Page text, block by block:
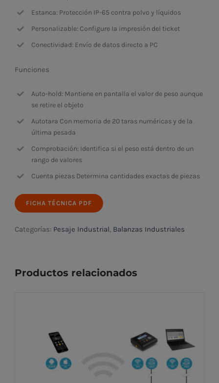
Estanca: Protección IP-65 contra polvo y líquidos
Personalizable: Configure la impresión del ticket
Conectividad: Envío de datos directo a PC
Funciones
Auto-hold: Mantiene en pantalla el valor de peso aunque
se retire el objeto
Autotara Con memoria de 20 taras numéricas y de la
última pesada
Comprobación: Identifica si el peso está dentro de un
rango de valores
Cuenta piezas Determina cantidades exactas de piezas
FICHA TÉCNICA PDF
Categorías: Pesaje Industrial, Balanzas Industriales
Productos relacionados